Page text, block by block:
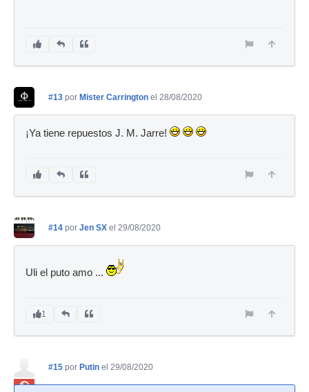
#13 por Mister Carrington el 28/08/2020
¡Ya tiene repuestos J. M. Jarre!
#14 por Jen SX el 29/08/2020
Uli el puto amo ...
1
#15 por Putin el 29/08/2020